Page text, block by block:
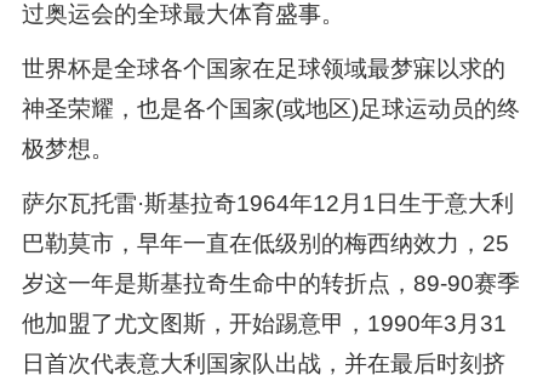
过奥运会的全球最大体育盛事。
世界杯是全球各个国家在足球领域最梦寐以求的
神圣荣耀，也是各个国家(或地区)足球运动员的终
极梦想。
萨尔瓦托雷·斯基拉奇1964年12月1日生于意大利
巴勒莫市，早年一直在低级别的梅西纳效力，25
岁这一年是斯基拉奇生命中的转折点，89-90赛季
他加盟了尤文图斯，开始踢意甲，1990年3月31
日首次代表意大利国家队出战，并在最后时刻挤